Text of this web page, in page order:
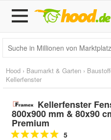
Hood › Baumarkt & Garten ›
Kellerfenster
Kellerfenster
800x900 mm & 80x90
Premium
5